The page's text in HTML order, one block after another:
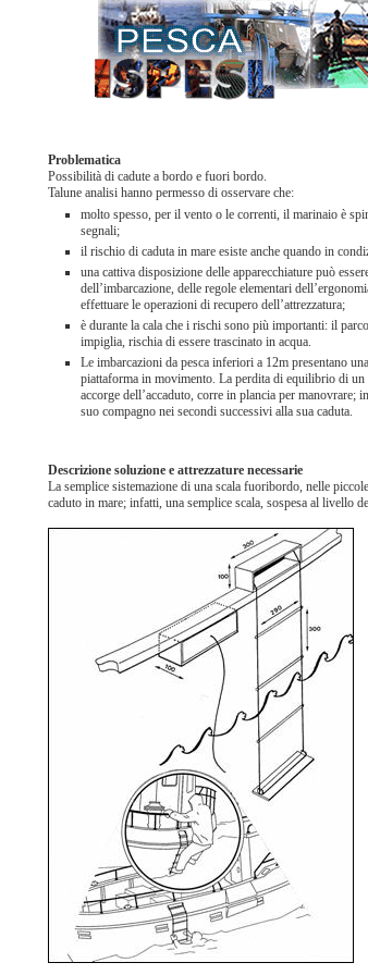
Problematica
Possibilità di cadute a bordo e fuori bordo.
Talune analisi hanno permesso di osservare che:
molto spesso, per il vento o le correnti, il marinaio è
segnali;
il rischio di caduta in mare esiste anche quando in
una cattiva disposizione delle apparecchiature può
dell’imbarcazione, delle regole elementari
effettuare le operazioni di recupero dell’attrezzatura;
è durante la cala che i rischi sono più importanti: il
impiglia, rischia di essere trascinato in acqua.
Le imbarcazioni da pesca inferiori a 12m presentano
piattaforma in movimento. La perdita di equilibrio di un
accorge dell’accaduto, corre in plancia per manovrare;
suo compagno nei secondi successivi alla sua caduta.
Descrizione soluzione e attrezzature necessarie
La semplice sistemazione di una scala fuoribordo, nelle
caduto in mare; infatti, una semplice scala, sospesa al livello